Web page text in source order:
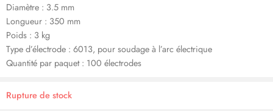
Diamètre : 3.5 mm
Longueur : 350 mm
Poids : 3 kg
Type d’électrode : 6013, pour soudage à l’arc électrique
Quantité par paquet : 100 électrodes
Rupture de stock